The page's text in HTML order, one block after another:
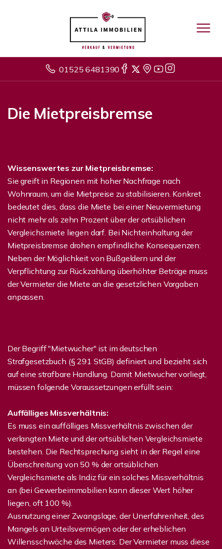
01525 6481390
Die Mietpreisbremse
Wissenswertes zur Mietpreisbremse:
Sie greift in Regionen mit hoher Nachfrage nach
Wohnraum, um die Mietpreise zu stabilisieren. Konkret
bedeutet dies, dass die Miete bei einer Neuvermietung
nicht mehr als zehn Prozent über der ortsüblichen
Vergleichsmiete liegen darf. Bei Nichteinhaltung der
Mietpreisbremse drohen empfindliche Konsequenzen:
Neben der Möglichkeit von Bußgeldern und der
Verpflichtung zur Rückzahlung überhöhter Beträge muss
der Vermieter die Miete an die gesetzlichen Vorgaben
anpassen.
Der Begriff "Mietwucher" ist im deutschen
Strafgesetzbuch (§ 291 StGB) definiert und bezieht sich
auf eine strafbare Handlung. Damit Mietwucher vorliegt,
müssen folgende Voraussetzungen erfüllt sein:
Auffälliges Missverhältnis:
Es muss ein auffälliges Missverhältnis zwischen der
verlangten Miete und der ortsüblichen Vergleichsmiete
bestehen. Die Rechtsprechung sieht in der Regel eine
Überschreitung von 50 % der ortsüblichen
Vergleichsmiete als Indiz für ein solches Missverhältnis
an (bei Gewerbeimmobilien kann dieser Wert höher
liegen, oft 100 %).
Ausnutzung einer Zwangslage, der Unerfahrenheit, des
Mangels an Urteilsvermögen oder der erheblichen
Willensschwäche des Mieters: Der Vermieter muss diese